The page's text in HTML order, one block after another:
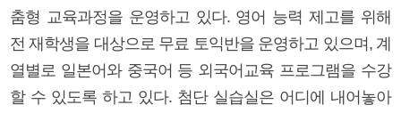
춤형 교육과정을 운영하고 있다. 영어 능력 제고를 위해
전 재학생을 대상으로 무료 토익반을 운영하고 있으며, 계
열별로 일본어와 중국어 등 외국어교육 프로그램을 수강
할 수 있도록 하고 있다. 첨단 실습실은 어디에 내어놓아